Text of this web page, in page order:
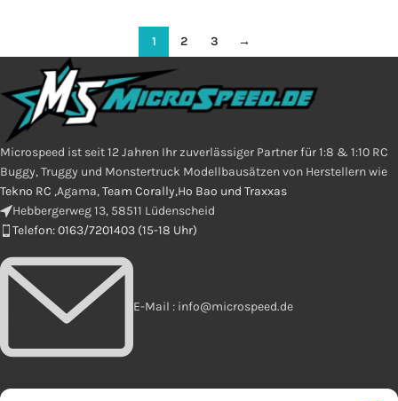
1 2 3 →
Microspeed ist seit 12 Jahren Ihr zuverlässiger Partner für 1:8 & 1:10 RC
Buggy, Truggy und Monstertruck Modellbausätzen von Herstellern wie
Tekno RC ,Agama,Team Corally,Ho Bao und Traxxas
Hebbergerweg 13, 58511 Lüdenscheid
Telefon: 0163/7201403 (15-18 Uhr)
E-Mail : info@microspeed.de